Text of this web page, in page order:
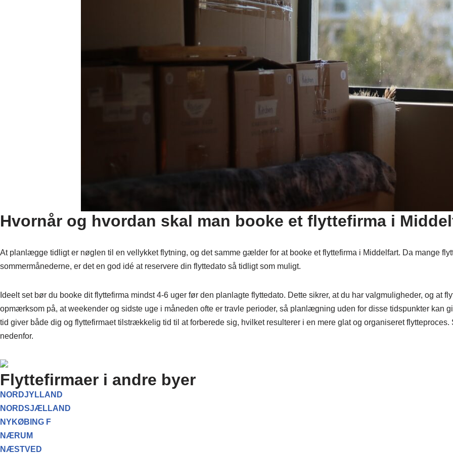
Hvornår og hvordan skal man booke et flyttefirma i
At planlægge tidligt er nøglen til en vellykket flytning, og det samme gælder for at booke et flyttefirma i Middelfart. Da mange
sommermånederne, er det en god idé at reservere din flyttedato så tidligt som muligt.
Ideelt set bør du booke dit flyttefirma mindst 4-6 uger før den planlagte flyttedato. Dette sikrer, at du har valgmuligheder, og at
opmærksom på, at weekender og sidste uge i måneden ofte er travle perioder, så planlægning uden for disse tidspunkter kan
tid giver både dig og flyttefirmaet tilstrækkelig tid til at forberede sig, hvilket resulterer i en mere glat og organiseret
nedenfor.
Flyttefirmaer i andre byer
NORDJYLLAND
NORDSJÆLLAND
NYKØBING F
NÆRUM
NÆSTVED